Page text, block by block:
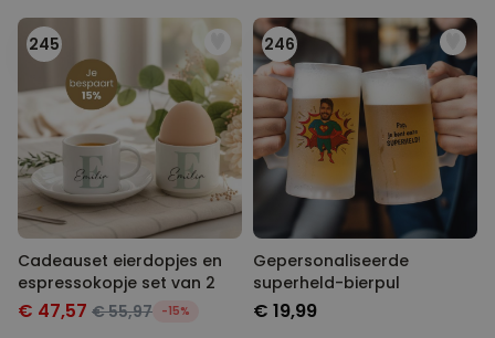
245
Cadeauset eierdopjes en
espressokopje set van 2
€ 47,57 € 55,97 -15%
246
Gepersonaliseerde
superheld-bierpul
€ 19,99